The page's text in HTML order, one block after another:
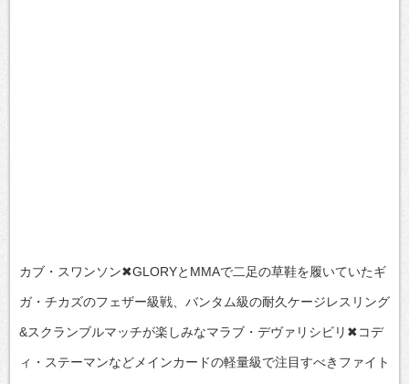
カブ・スワンソン✖GLORYとMMAで二足の草鞋を履いていたギ
ガ・チカズのフェザー級戦、バンタム級の耐久ケージレスリング
&スクランブルマッチが楽しみなマラブ・デヴァリシビリ✖コデ
ィ・ステーマンなどメインカードの軽量級で注目すべきファイト